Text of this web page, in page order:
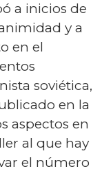
a inicios de
y a
en el
soviética,
en la
aspectos en
al que hay
el número